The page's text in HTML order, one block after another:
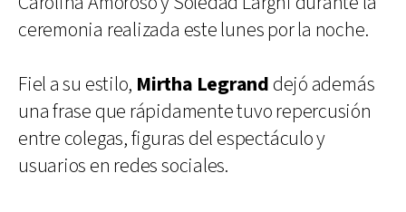
ceremonia realizada este lunes por la noche.
Fiel a su estilo, Mirtha Legrand dejó además
una frase que rápidamente tuvo repercusión
entre colegas, figuras del espectáculo y
usuarios en redes sociales.